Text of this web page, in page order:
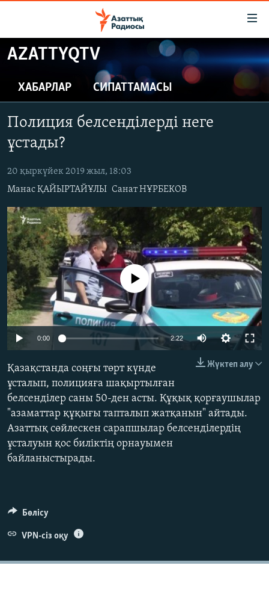
Skip
to
content
to
main
Navigation
Skip
to
ЖАҢАЛЫҚТАР
САЯСАТ
ҚАҢТАР ОҚИҒАСЫ
АДАМ ҚҰҚЫҚТАРЫ
ӘЛЕУМЕТ
ӘЛЕМ
АРНАЙЫ ЖОБАЛАР
Русский
ЖАЗЫЛЫҢЫЗ
Басқа тілдерде
AZATTYQTV
ХАБАРЛАР СИПАТТАМАСЫ
Полиция белсенділерді неге
ұстады?
20 қыркүйек 2019 жыл, 18:03
Манас ҚАЙЫРТАЙҰЛЫ Санат НҰРБЕКОВ
No media source currently available
0:00 2:22
Жүктеп алу
Қазақстанда соңғы төрт күнде
ұсталып, полицияға шақыртылған
белсенділер саны 50-ден асты. Құқық қорғаушылар
"азаматтар құқығы тапталып жатқанын" айтады.
Азаттық сөйлескен сарапшылар белсенділердің
ұсталуын қос биліктің орнауымен
байланыстырады.
Бөлісу
VPN-сіз оқу